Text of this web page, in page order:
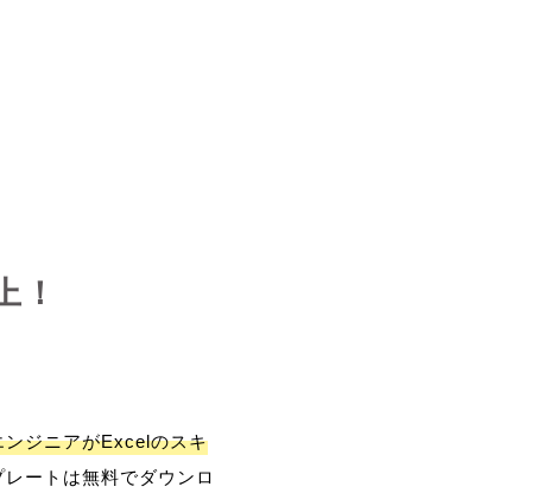
！
ンジニアがExcelのスキ
レートは無料でダウンロ